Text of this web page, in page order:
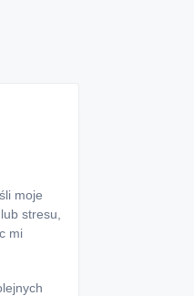
moje
stresu,
mi